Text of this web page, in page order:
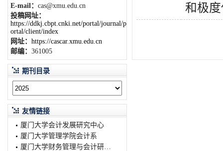
E-mail： cas@xmu.edu.cn
投稿网址：
https://ddkj.cbpt.cnki.net/portal/journal/p
ortal/client/index
网址： https://cascar.xmu.edu.cn
邮编： 361005
期刊目录
友情链接
厦门大学会计发展研究中心
厦门大学管理学院会计系
厦门大学财务管理与会计研究院
和极